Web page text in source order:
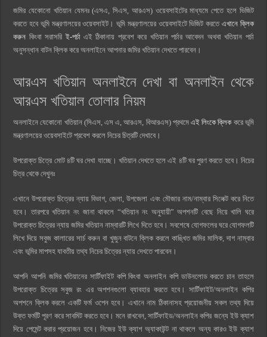
জমির যেকোনো খতিয়ান যেমনঃ (এসএ, সিএস, আরএস) ওয়েবসাইটের মাধ্যমে পেতে হলে ভিজিট
করতে হবে ভূমি মন্ত্রণালয়ের ওয়েবসাইট। ভূমি মন্ত্রণালয়ের ওয়েবসাইটে ভিজিট করতে এখানে ক্লিক
করুন কিংবা সরাসরি ই-পর্চাএই ঠিকানায় প্রবেশ করে খতিয়ান পর্চার আবেদন অথবা খতিয়ান পর্চা
অনুসন্ধান বাটন ক্লিক করে অনলাইনে আপনার জমির খতিয়ান দেখতে পারবেন।
আরএস খতিয়ান অনলাইনে দেখা বা অনলাইন থেকে
আরএস খতিয়াল তোলার নিয়ম
অনলাইনে যেকোনো খতিয়ান (সিএস, এস এ, আরএস, বিআরএস) প্রথমে এই লিংকে ক্লিককরে ভূমি
মন্ত্রণালয়ের ওয়েবসাইটে প্রবেশ করলে নিচের চিত্রটি দেখাবে।
উপরোক্ত চিত্রে মোট ৪টি ঘর দেখা যাচ্ছে। খতিয়ান দেখতে হলে এই ৪টি ঘর পুরণ করতে হবে। নিচের
চিত্র থেকে দেখুনঃ
এখানে উপরোক্ত চিত্রের ন্যায় বিভাগ, জেলা, উপজেলা এবং মৌজার নাম/নাম্বার সিলেক্ট করে নিতে
হবে। তারপরে খতিয়ান নং জানা থাকলে “খতিয়ান নং অনুযায়ী” অপশনটি বেছে নিয়ে খালি ঘরে
উপরোক্ত চিত্রের ন্যায় জমির খতিয়ান নাম্বারটি লিখে দিতে হবে। সবশেষে যোগফলের ঘরে যোগফলটি
লিখে দিয়ে সবুজ কালারের সার্চ করুন বা খুজুন বাটনে ক্লিক করলে কাঙ্খিত জমির মালিক, দাগ নাম্বার
এবং ভূমির মাপসহ যাবতীয় তথ্য নিচের চিত্রের ন্যায় দেখতে পারবেন।
আপনি আপনি জমির খতিয়ানের সার্টিফাইট কপি কিংবা অনলাইন কপি ডাউনলোড করতে চান তাহলে
উপরোক্ত চিত্রের সবুজ রং এর অপশনগুলো ব্যাবহার করতে হবে। সার্টিফাইট/অনলাইন কপির
অপশনে ক্লিক করলে একটি ফর্ম ওপেন হবে। এখানে নাম ঠিকানাসহ প্রয়োজনীয় সকল তথ্য দিয়ে
উক্ত ফর্মটি পূরণ করে সাবমিট করতে হবে। মনে রাখবেন, সার্টিফাইড/অনলাইন কপির জন্যে ইউ ক্যাশ
দিয়ে পেমেন্ট করার প্রয়োজন হবে। নিজের ইউ ক্যাশ অ্যাকাউন্ট না থাকলে অন্য কারও ইউ ক্যাশ